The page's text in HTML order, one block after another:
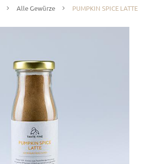
Alle Gewürze PUMPKIN SPICE LATTE